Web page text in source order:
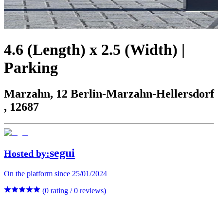
4.6 (Length) x 2.5 (Width) |
Parking
Marzahn, 12 Berlin-Marzahn-Hellersdorf
, 12687
Hosted by:segui
On the platform since 25/01/2024
(0 rating / 0 reviews)